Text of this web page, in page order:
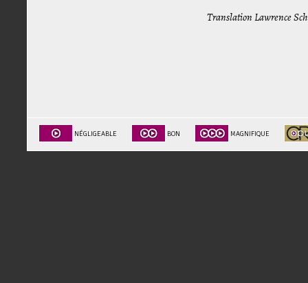
Translation Lawrence
NÉGLIGEABLE BON MAGNIFIQUE